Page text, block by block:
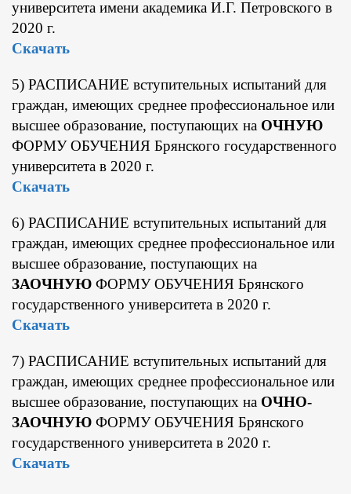
университета имени академика И.Г. Петровского в
2020 г.
Скачать
5) РАСПИСАНИЕ вступительных испытаний для
граждан, имеющих среднее профессиональное или
высшее образование, поступающих на ОЧНУЮ
ФОРМУ ОБУЧЕНИЯ Брянского государственного
университета в 2020 г.
Скачать
6) РАСПИСАНИЕ вступительных испытаний для
граждан, имеющих среднее профессиональное или
высшее образование, поступающих на
ЗАОЧНУЮ ФОРМУ ОБУЧЕНИЯ Брянского
государственного университета в 2020 г.
Скачать
7) РАСПИСАНИЕ вступительных испытаний для
граждан, имеющих среднее профессиональное или
высшее образование, поступающих на ОЧНО-
ЗАОЧНУЮ ФОРМУ ОБУЧЕНИЯ Брянского
государственного университета в 2020 г.
Скачать